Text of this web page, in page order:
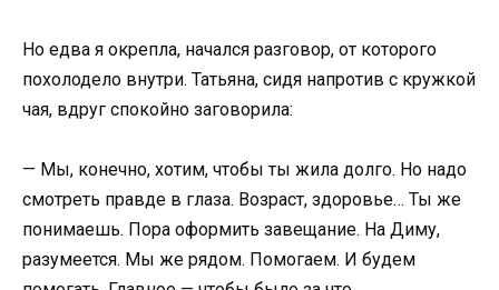
Но едва я окрепла, начался разговор, от которого
похолодело внутри. Татьяна, сидя напротив с кружкой
чая, вдруг спокойно заговорила:
— Мы, конечно, хотим, чтобы ты жила долго. Но надо
смотреть правде в глаза. Возраст, здоровье… Ты же
понимаешь. Пора оформить завещание. На Диму,
разумеется. Мы же рядом. Помогаем. И будем